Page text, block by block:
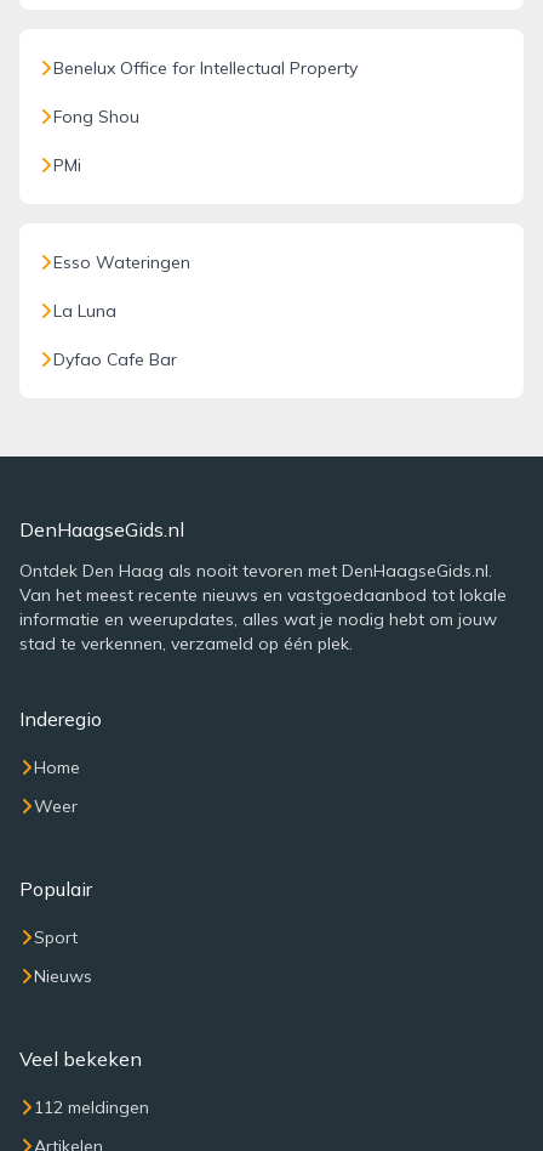
Benelux Office for Intellectual Property
Fong Shou
PMi
Esso Wateringen
La Luna
Dyfao Cafe Bar
DenHaagseGids.nl
Ontdek Den Haag als nooit tevoren met DenHaagseGids.nl.
Van het meest recente nieuws en vastgoedaanbod tot lokale
informatie en weerupdates, alles wat je nodig hebt om jouw
stad te verkennen, verzameld op één plek.
Inderegio
Home
Weer
Populair
Sport
Nieuws
Veel bekeken
112 meldingen
Artikelen